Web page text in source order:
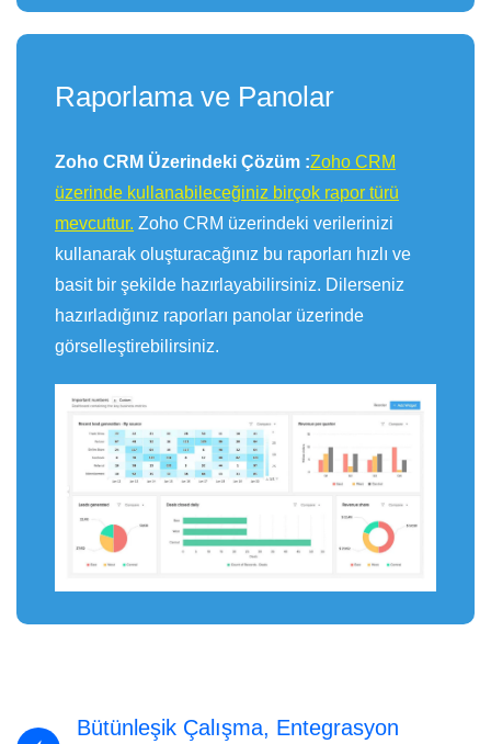
Raporlama ve Panolar
Zoho CRM Üzerindeki Çözüm :Zoho CRM
üzerinde kullanabileceğiniz birçok rapor türü
mevcuttur. Zoho CRM üzerindeki verilerinizi
kullanarak oluşturacağınız bu raporları hızlı ve
basit bir şekilde hazırlayabilirsiniz. Dilerseniz
hazırladığınız raporları panolar üzerinde
görselleştirebilirsiniz.
Bütünleşik Çalışma, Entegrasyon